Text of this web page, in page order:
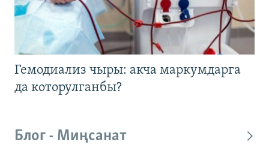
Гемодиализ чыры: акча маркумдарга
да которулганбы?
Блог - Миңсанат